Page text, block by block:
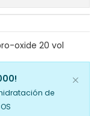
oxide 20 vol
de